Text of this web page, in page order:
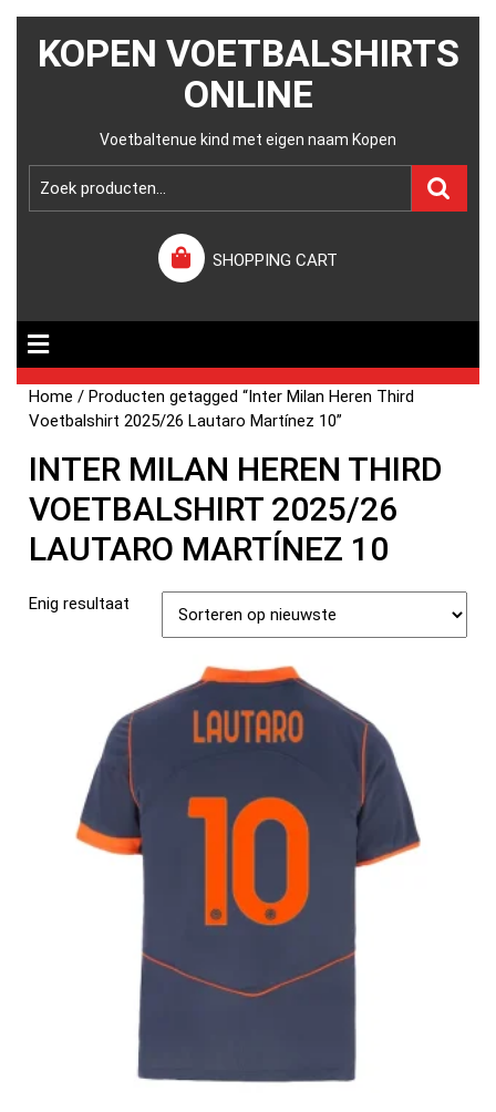
KOPEN VOETBALSHIRTS
ONLINE
Voetbaltenue kind met eigen naam Kopen
SHOPPING CART
Home / Producten getagged “Inter Milan Heren Third
Voetbalshirt 2025/26 Lautaro Martínez 10”
INTER MILAN HEREN THIRD
VOETBALSHIRT 2025/26
LAUTARO MARTÍNEZ 10
Enig resultaat